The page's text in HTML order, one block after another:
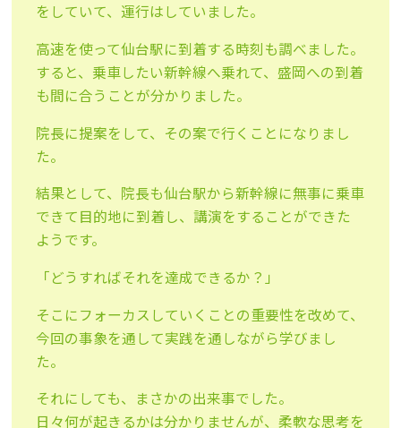
をしていて、運行はしていました。
高速を使って仙台駅に到着する時刻も調べました。
すると、乗車したい新幹線へ乗れて、盛岡への到着
も間に合うことが分かりました。
院長に提案をして、その案で行くことになりまし
た。
結果として、院長も仙台駅から新幹線に無事に乗車
できて目的地に到着し、講演をすることができた
ようです。
「どうすればそれを達成できるか？」
そこにフォーカスしていくことの重要性を改めて、
今回の事象を通して実践を通しながら学びまし
た。
それにしても、まさかの出来事でした。
日々何が起きるかは分かりませんが、柔軟な思考を